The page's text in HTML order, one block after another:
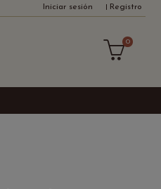
Iniciar sesión Registro
0